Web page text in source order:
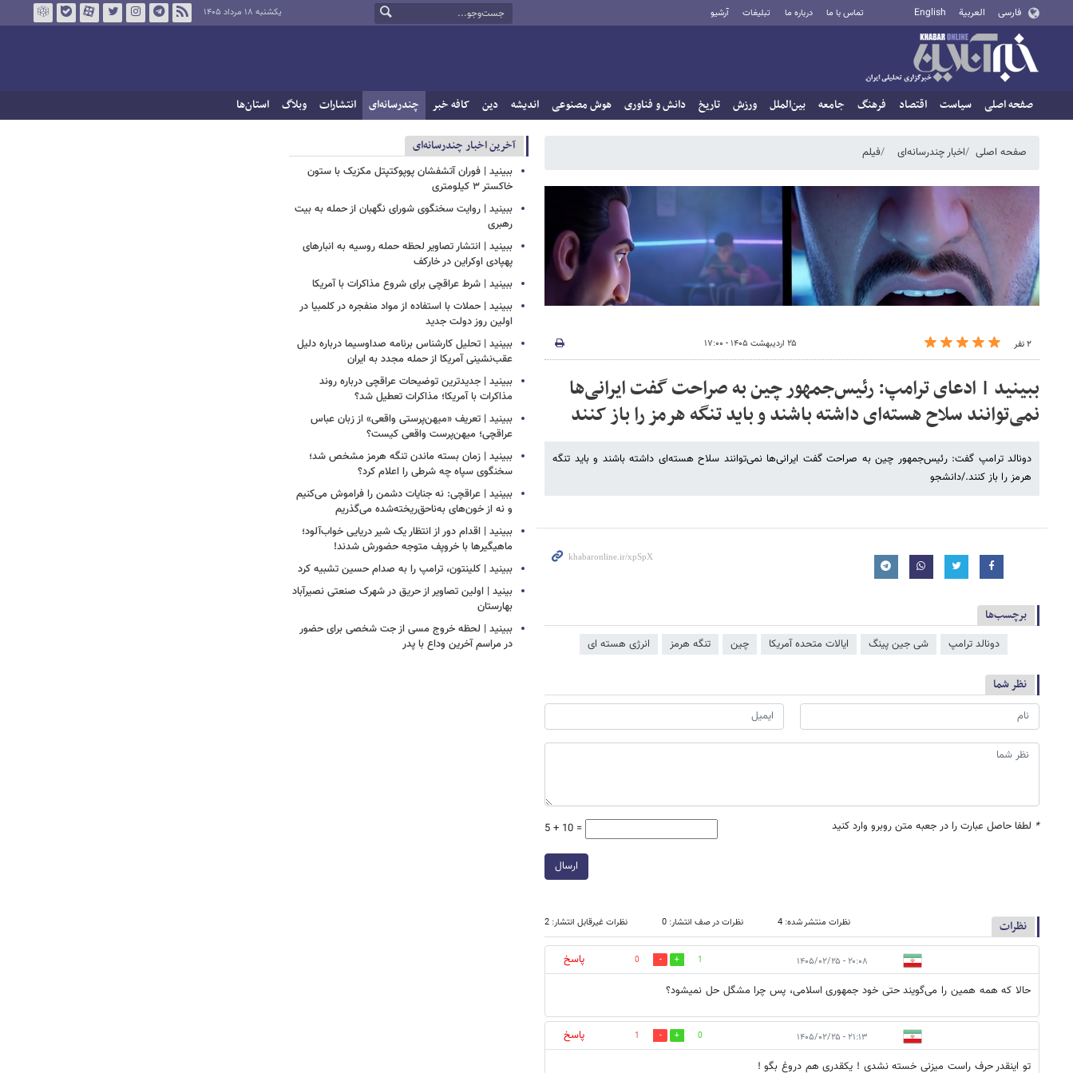
فارسی العربية English تماس با ما درباره ما تبلیغات آرشیو یکشنبه ۱۸ مرداد ۱۴۰۵
صفحه اصلی سیاست اقتصاد فرهنگ جامعه بین‌الملل ورزش تاریخ دانش و فناوری هوش مصنوعی اندیشه دین کافه خبر چندرسانه‌ای انتشارات وبلاگ استان‌ها
صفحه اصلی اخبار چندرسانه‌ای فیلم
۲ نفر ۲۵ اردیبهشت ۱۴۰۵ - ۱۷:۰۰
ببینید | ادعای ترامپ: رئیس‌جمهور چین به صراحت گفت ایرانی‌ها
نمی‌توانند سلاح هسته‌ای داشته باشند و باید تنگه هرمز را باز کنند
دونالد ترامپ گفت: رئیس‌جمهور چین به صراحت گفت ایرانی‌ها نمی‌توانند سلاح هسته‌ای داشته باشند و باید تنگه
هرمز را باز کنند./دانشجو
برچسب‌ها
دونالد ترامپ شی جین‌ پینگ ایالات متحده آمریکا چین تنگه هرمز انرژی هسته ای
نظر شما
* لطفا حاصل عبارت را در جعبه متن روبرو وارد کنید 5 + 10 =
ارسال
نظرات نظرات منتشر شده: 4 نظرات در صف انتشار: 0 نظرات غیرقابل انتشار: 2
۲۰:۰۸ - ۱۴۰۵/۰۲/۲۵ 1
0
پاسخ
حالا که همه همین را می‌گویند حتی خود جمهوری اسلامی، پس چرا مشگل حل نمیشود؟
۲۱:۱۳ - ۱۴۰۵/۰۲/۲۵ 0
1
پاسخ
تو اینقدر حرف راست میزنی خسته نشدی ! یکقدری هم دروغ بگو !
آخرین اخبار چندرسانه‌ای
ببینید | فوران آتشفشان پوپوکتپتل مکزیک با ستون
خاکستر ۳ کیلومتری
ببینید | روایت سخنگوی شورای نگهبان از حمله به بیت
رهبری
ببینید | انتشار تصاویر لحظه حمله روسیه به انبارهای
پهپادی اوکراین در خارکف
ببینید | شرط عراقچی برای شروع مذاکرات با آمریکا
ببینید | حملات با استفاده از مواد منفجره در کلمبیا در
اولین روز دولت جدید
ببینید | تحلیل کارشناس برنامه صداوسیما درباره دلیل
عقب‌نشینی آمریکا از حمله مجدد به ایران
ببینید | جدیدترین توضیحات عراقچی درباره روند
مذاکرات با آمریکا؛ مذاکرات تعطیل شد؟
ببینید | تعریف «میهن‌پرستی واقعی» از زبان عباس
عراقچی؛ میهن‌پرست واقعی کیست؟
ببینید | زمان بسته ماندن تنگه هرمز مشخص شد؛
سخنگوی سپاه چه شرطی را اعلام کرد؟
ببینید | عراقچی: نه جنایات دشمن را فراموش می‌کنیم
و نه از خون‌های به‌ناحق‌ریخته‌شده می‌گذریم
ببینید | اقدام دور از انتظار یک شیر دریایی خواب‌آلود؛
ماهیگیرها با خروپف متوجه حضورش شدند!
ببینید | کلینتون، ترامپ را به صدام حسین تشبیه کرد
بینید | اولین تصاویر از حریق در شهرک صنعتی نصیرآباد
بهارستان
ببینید | لحظه خروج مسی از جت شخصی برای حضور
در مراسم آخرین وداع با پدر